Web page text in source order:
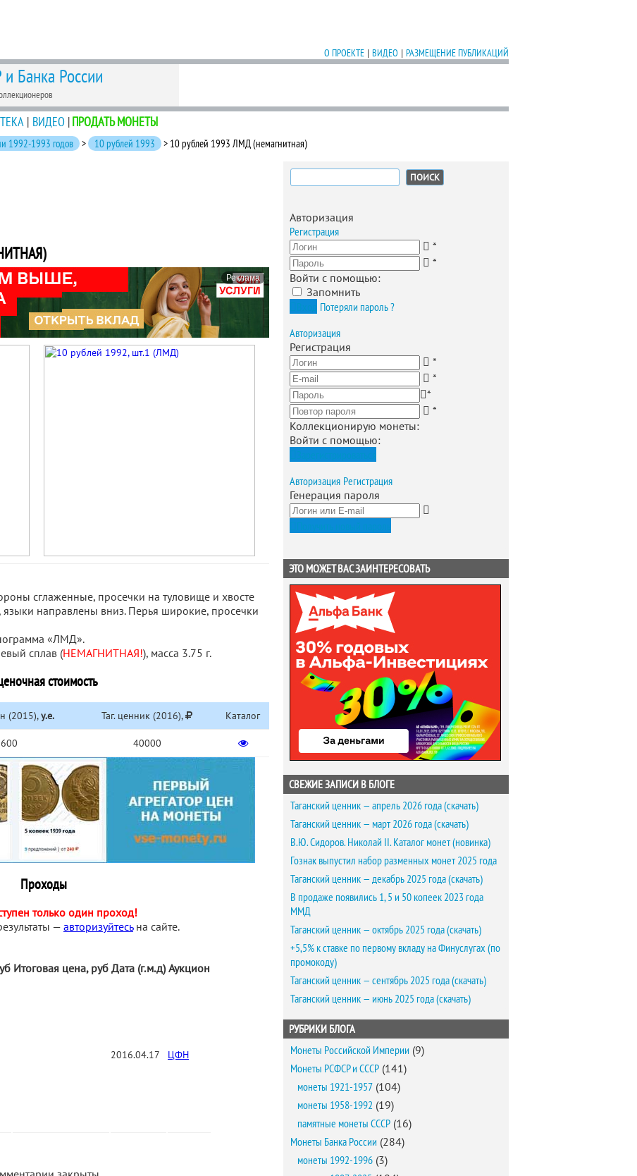
О ПРОЕКТЕ | ВИДЕО | РАЗМЕЩЕНИЕ ПУБЛИКАЦИЙ
Банка России
| ВИДЕО |ПРОДАТЬ МОНЕТЫ
1992-1993 годов > 10 рублей 1993 > 10 рублей 1993 ЛМД (немагнитная)
Реклама
сглаженные, просечки на туловище и хвосте
языки направлены вниз. Перья широкие, просечки
«ЛМД».
сплав (НЕМАГНИТНАЯ!), масса 3.75 г.
стоимость
(2015),у.е. Таг. ценник (2016), Каталог
600 40000
Проходы
только один проход!
— авторизуйтесьна сайте.
Итоговая цена, руб Дата (г.м.д) Аукцион
2016.04.17 ЦФН
Найти:
Авторизация
Регистрация
*
*
Войти с помощью:
Запомнить
Потеряли пароль ?
Авторизация
Регистрация
*
*
*
*
Коллекционирую монеты:
Войти с помощью:
Авторизация Регистрация
Генерация пароля
ЭТО МОЖЕТ ВАС ЗАИНТЕРЕСОВАТЬ
СВЕЖИЕ ЗАПИСИ В БЛОГЕ
Таганский ценник — апрель 2026 года (скачать)
Таганский ценник — март 2026 года (скачать)
В.Ю. Сидоров. Николай II. Каталог монет (новинка)
Гознак выпустил набор разменных монет 2025 года
Таганский ценник — декабрь 2025 года (скачать)
В продаже появились 1, 5 и 50 копеек 2023 года
ММД
Таганский ценник — октябрь 2025 года (скачать)
+5,5% к ставке по первому вкладу на Финуслугах (по
промокоду)
Таганский ценник — сентябрь 2025 года (скачать)
Таганский ценник — июнь 2025 года (скачать)
РУБРИКИ БЛОГА
Монеты Российской Империи (9)
Монеты РСФСР и СССР (141)
монеты 1921-1957 (104)
монеты 1958-1992 (19)
памятные монеты СССР (16)
Монеты Банка России (284)
монеты 1992-1996 (3)